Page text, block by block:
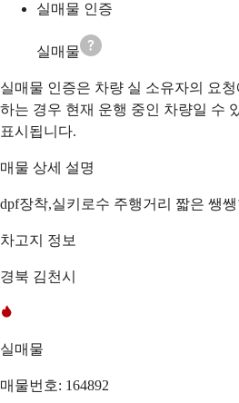
실매물 인증
실매물
실매물 인증은 차량 실 소유자의 요
하는 경우 현재 운행 중인 차량일 수
표시됩니다.
매물 상세 설명
dpf장착,실키로수 주행거리 짧은 쌩
차고지 정보
경북 김천시
실매물
매물번호: 164892